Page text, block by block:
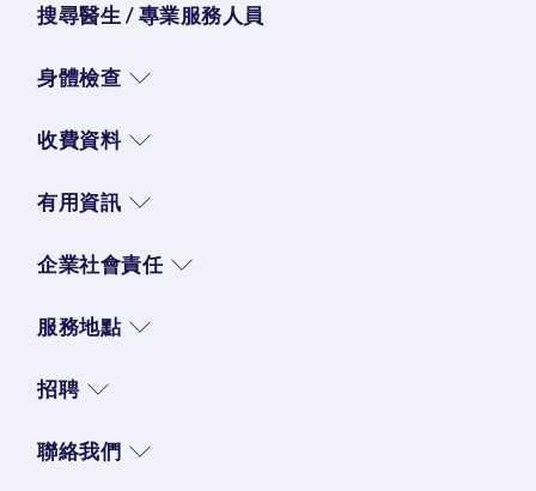
搜尋醫生 / 專業服務人員
身體檢查
收費資料
有用資訊
企業社會責任
服務地點
招聘
聯絡我們